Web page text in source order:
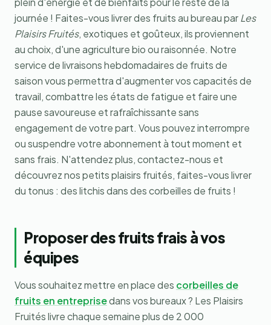
journée ! Faites-vous livrer des fruits au bureau parLes
Plaisirs Fruités, exotiques et goûteux, ils proviennent
au choix, d'une agriculture bio ou raisonnée. Notre
service de livraisons hebdomadaires de fruits de
saison vous permettra d'augmenter vos capacités de
travail, combattre les états de fatigue et faire une
pause savoureuse et rafraîchissante sans
engagement de votre part. Vous pouvez interrompre
ou suspendre votre abonnement à tout moment et
sans frais. N'attendez plus, contactez-nous et
découvrez nos petits plaisirs fruités, faites-vous livrer
du tonus : des litchis dans des corbeilles de fruits !
Proposer des fruits frais à vos
équipes
Vous souhaitez mettre en place des corbeilles de
fruits en entreprisedans vos bureaux ? Les Plaisirs
Fruités livre chaque semaine plus de 2 000